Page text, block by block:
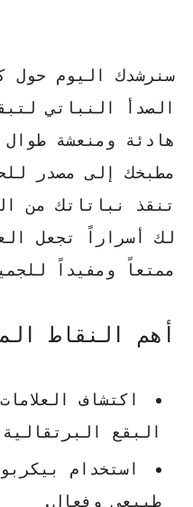
سنرشدك اليوم حول
الصدأ النباتي
هادئة ومنعشة
مطبخك إلى مصدر
تنقذ نباتاتك من
لك أسراراً تجعل
ممتعاً ومفيداً
أهم النقاط
اكتشاف
البقع
استخدام
طبيعي وفعال.